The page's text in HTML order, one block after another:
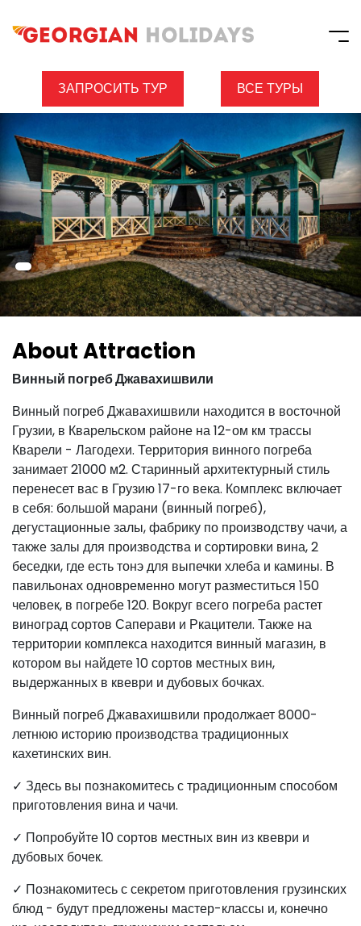
ЗАПРОСИТЬ ТУР ВСЕ ТУРЫ
About Attraction
Винный погреб Джавахишвили
Винный погреб Джавахишвили находится в восточной
Грузии, в Кварельском районе на 12-ом км трассы
Кварели - Лагодехи. Территория винного погреба
занимает 21000 м2. Старинный архитектурный стиль
перенесет вас в Грузию 17-го века. Комплекс включает
в себя: большой марани (винный погреб),
дегустационные залы, фабрику по производству чачи, а
также залы для производства и сортировки вина, 2
беседки, где есть тонэ для выпечки хлеба и камины. В
павильонах одновременно могут разместиться 150
человек, в погребе 120. Вокруг всего погреба растет
виноград сортов Саперави и Ркацители. Также на
территории комплекса находится винный магазин, в
котором вы найдете 10 сортов местных вин,
выдержанных в квеври и дубовых бочках.
Винный погреб Джавахишвили продолжает 8000-
летнюю историю производства традиционных
кахетинских вин.
✓ Здесь вы познакомитесь с традиционным способом
приготовления вина и чачи.
✓ Попробуйте 10 сортов местных вин из квеври и
дубовых бочек.
✓ Познакомитесь с секретом приготовления грузинских
блюд - будут предложены мастер-классы и, конечно